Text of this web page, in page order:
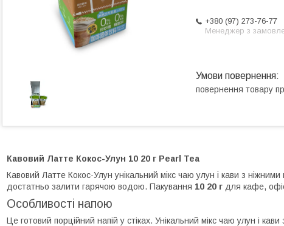
+380 (97) 273-76-77
Менеджер з
повернення товару
Кавовий Латте Кокос-Улун 10 20 г Pearl Tea
Кавовий Латте Кокос-Улун унікальний мікс чаю улун і кави з
достатньо залити гарячою водою. Пакування 10 20 г для кафе,
Особливості напою
Це готовий порційний напій у стіках. Унікальний мікс чаю улун і